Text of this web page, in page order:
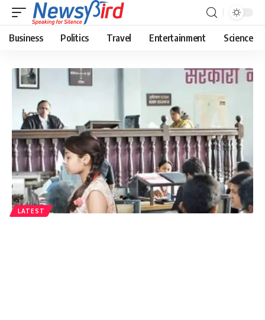
Business Politics Travel Entertainment Science
LATEST